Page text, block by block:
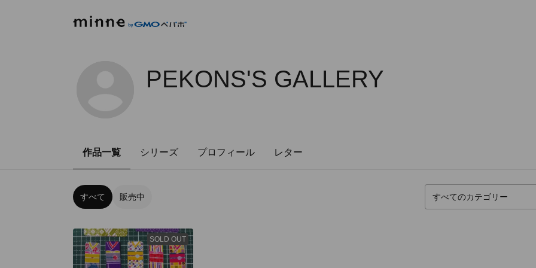
PEKONS'S GALLERY
作品一覧 シリーズ プロフィール レター
すべて 販売中
SOLD OUT